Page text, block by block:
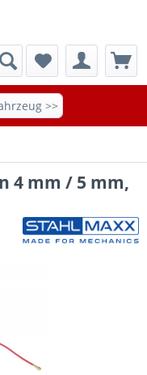
>>
4 mm / 5 mm,